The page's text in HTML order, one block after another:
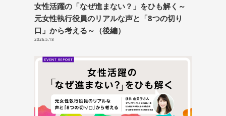
女性活躍の「なぜ進まない？」をひも解く～
元女性執行役員のリアルな声と「8つの切り
口」から考える～（後編）
2026.5.18